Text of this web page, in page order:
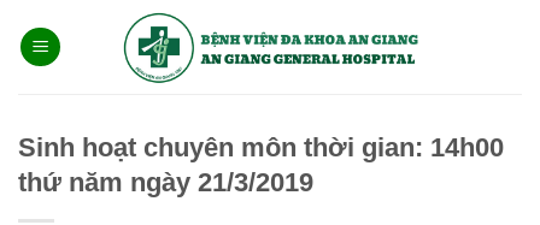
qua
Sinh hoạt chuyên môn thời gian: 14h00
thứ năm ngày 21/3/2019